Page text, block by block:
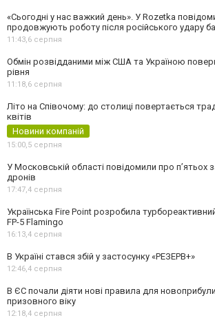
«Сьогодні у нас важкий день». У Rozetka
продовжують роботу після російського удару
11:43, 6 серпня
Обмін розвідданими між США та Україною
рівня
11:18, 6 серпня
Літо на Співочому: до столиці повертається
квітів
Новини компаній
15:00, 5 серпня
У Московській області повідомили про п’ятьох
дронів
17:47, 4 серпня
Українська Fire Point розробила
FP-5 Flamingo
16:13, 4 серпня
В Україні стався збій у застосунку «РЕЗЕРВ+»
12:46, 4 серпня
В ЄС почали діяти нові правила для
призовного віку
12:18, 4 серпня